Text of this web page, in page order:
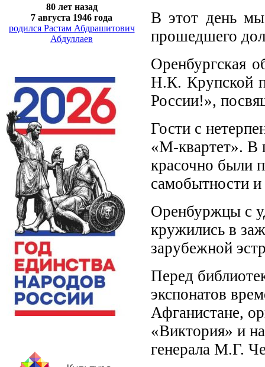
80 лет назад
7 августа 1946 года
родился Растам Абдрашитович
Абдуллаев
В этот день мы
прошедшего
Оренбургская
Н.К. Крупской
России!»,
Гости с
«М-квартет». В
красочно были
самобытности
Оренбуржцы с
кружились в
зарубежной
Перед
экспонатов
Афганистане,
«Виктория» и
генерала М.Г.